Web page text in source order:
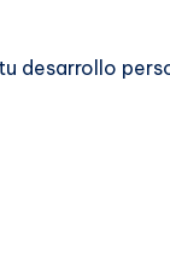
desarrollo